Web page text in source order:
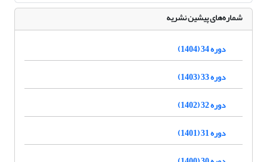
شماره‌های پیشین نشریه
دوره 34 (1404)
دوره 33 (1403)
دوره 32 (1402)
دوره 31 (1401)